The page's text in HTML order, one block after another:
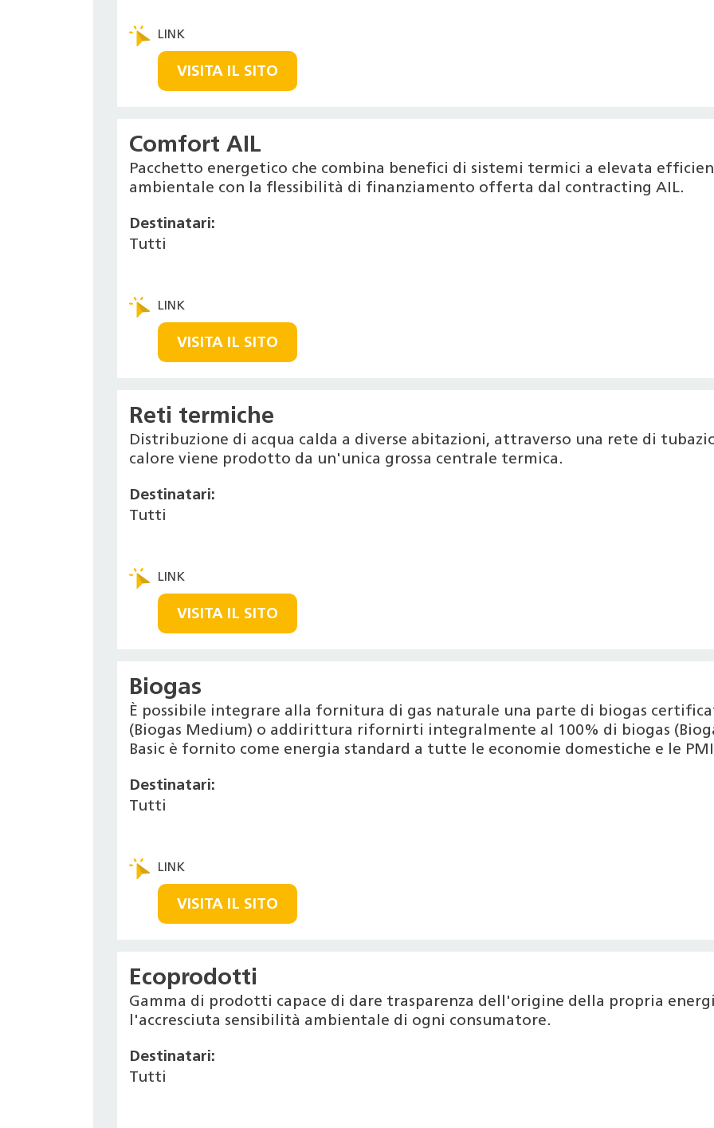
VISITA IL SITO
Comfort AIL
Pacchetto energetico che combina benefici di sistemi termici a elevata
ambientale con la flessibilità di finanziamento offerta dal contracting AIL.
Destinatari:
Tutti
VISITA IL SITO
Reti termiche
Distribuzione di acqua calda a diverse abitazioni, attraverso una rete di
calore viene prodotto da un'unica grossa centrale termica.
Destinatari:
Tutti
VISITA IL SITO
Biogas
È possibile integrare alla fornitura di gas naturale una parte di biogas
(Biogas Medium) o addirittura rifornirti integralmente al 100% di biogas
Basic è fornito come energia standard a tutte le economie domestiche e le
Destinatari:
Tutti
VISITA IL SITO
Ecoprodotti
Gamma di prodotti capace di dare trasparenza dell'origine della propria
l'accresciuta sensibilità ambientale di ogni consumatore.
Destinatari:
Tutti